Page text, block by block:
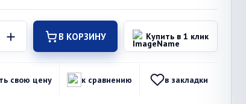
В КОРЗИНУ Купить в 1 клик
свою цену к сравнению в закладки